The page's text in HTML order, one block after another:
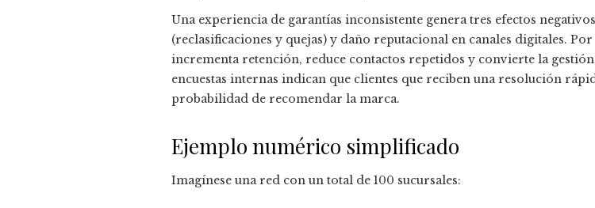
Una experiencia de garantías inconsistente genera tres efectos
(reclasificaciones y quejas) y daño reputacional en canales digitales.
incrementa retención, reduce contactos repetidos y convierte la
encuestas internas indican que clientes que reciben una resolución
probabilidad de recomendar la marca.
Ejemplo numérico simplificado
Imagínese una red con un total de 100 sucursales: